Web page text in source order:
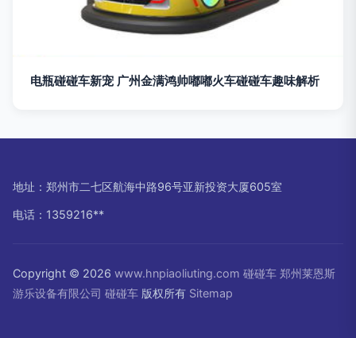
电瓶碰碰车新宠 广州金满鸿帅嘟嘟火车碰碰车趣味解析
地址：郑州市二七区航海中路96号亚新投资大厦605室
电话：1359216**
Copyright © 2026 www.hnpiaoliuting.com 碰碰车 郑州莱恩斯
游乐设备有限公司 碰碰车 版权所有 Sitemap